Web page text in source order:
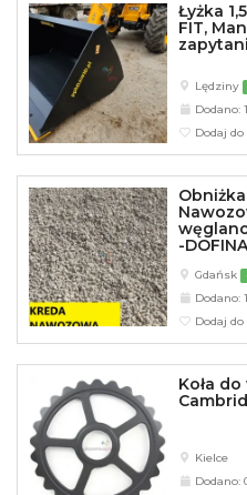
Łyżka
FIT,
Lędziny
Dodano:
Dodaj
-
Gdańsk
Dodano:
Dodaj
Koła
Kielce
Dodano: